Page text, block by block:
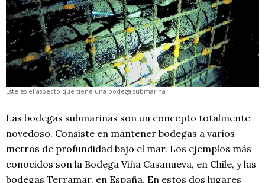
Éste es el aspecto que tiene una bodega submarina
Las bodegas submarinas son un concepto totalmente
novedoso. Consiste en mantener bodegas a varios
metros de profundidad bajo el mar. Los ejemplos más
conocidos son la Bodega Viña Casanueva, en Chile, y las
bodegas Terramar, en España. En estos dos lugares